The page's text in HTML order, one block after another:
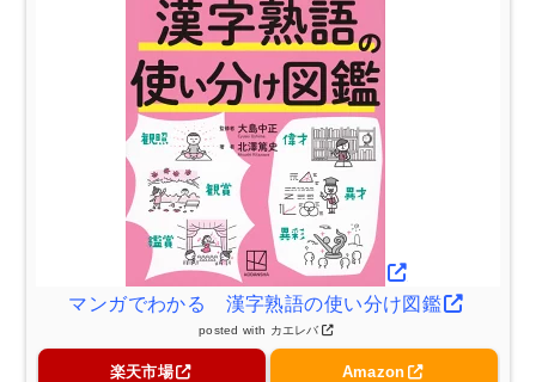
マンガでわかる 漢字熟語の使い分け図鑑
posted with カエレバ
楽天市場 Amazon